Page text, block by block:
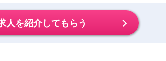
人を紹介してもらう